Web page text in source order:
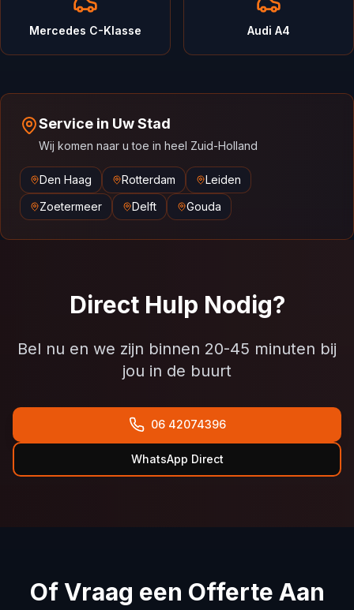
Mercedes C-Klasse Audi A4
Service in Uw Stad
Wij komen naar u toe in heel Zuid-Holland
Den Haag Rotterdam
Leiden
Zoetermeer
Delft Gouda
Direct Hulp Nodig?
Bel nu en we zijn binnen 20-45 minuten bij
jou in de buurt
06 42074396
WhatsApp Direct
Of Vraag een Offerte Aan